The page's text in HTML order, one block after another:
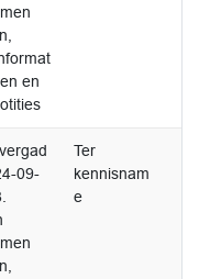
en
09-
Ter
kennisnam
e